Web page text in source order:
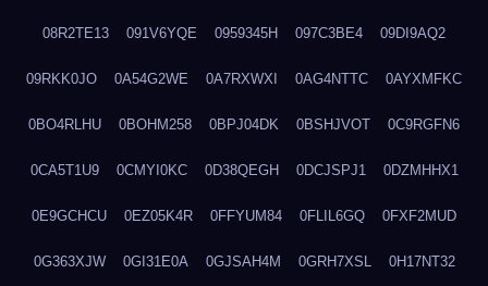
08R2TE13 091V6YQE 0959345H 097C3BE4 09DI9AQ2
09RKK0JO 0A54G2WE 0A7RXWXI 0AG4NTTC 0AYXMFKC
0BO4RLHU 0BOHM258 0BPJ04DK 0BSHJVOT 0C9RGFN6
0CA5T1U9 0CMYI0KC 0D38QEGH 0DCJSPJ1 0DZMHHX1
0E9GCHCU 0EZ05K4R 0FFYUM84 0FLIL6GQ 0FXF2MUD
0G363XJW 0GI31E0A 0GJSAH4M 0GRH7XSL 0H17NT32